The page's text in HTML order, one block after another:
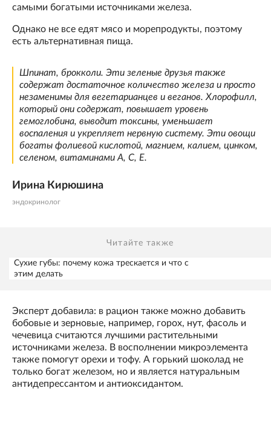
самыми богатыми источниками железа.
Однако не все едят мясо и морепродукты, поэтому
есть альтернативная пища.
Шпинат, брокколи. Эти зеленые друзья также
содержат достаточное количество железа и просто
незаменимы для вегетарианцев и веганов. Хлорофилл,
который они содержат, повышает уровень
гемоглобина, выводит токсины, уменьшает
воспаления и укрепляет нервную систему. Эти овощи
богаты фолиевой кислотой, магнием, калием, цинком,
селеном, витаминами А, С, Е.
Ирина Кирюшина
эндокринолог
Читайте также
Сухие губы: почему кожа трескается и что с
этим делать
Эксперт добавила: в рацион также можно добавить
бобовые и зерновые, например, горох, нут, фасоль и
чечевица считаются лучшими растительными
источниками железа. В восполнении микроэлемента
также помогут орехи и тофу. А горький шоколад не
только богат железом, но и является натуральным
антидепрессантом и антиоксидантом.